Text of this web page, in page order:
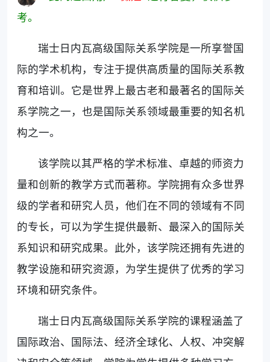
考。
瑞士日内瓦高级国际关系学院是一所享誉国
际的学术机构，专注于提供高质量的国际关系教
育和培训。它是世界上最古老和最著名的国际关
系学院之一，也是国际关系领域最重要的知名机
构之一。
该学院以其严格的学术标准、卓越的师资力
量和创新的教学方式而著称。学院拥有众多世界
级的学者和研究人员，他们在不同的领域有不同
的专长，可以为学生提供最新、最深入的国际关
系知识和研究成果。此外，该学院还拥有先进的
教学设施和研究资源，为学生提供了优秀的学习
环境和研究条件。
瑞士日内瓦高级国际关系学院的课程涵盖了
国际政治、国际法、经济全球化、人权、冲突解